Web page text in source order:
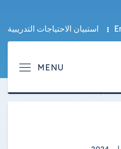
استبيان الاحتياجات التدريبية